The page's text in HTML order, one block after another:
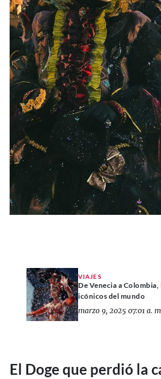
VIAJES
De Venecia a Colombia,
icónicos del mundo
marzo 9, 2025 07:01 a.
El Doge que perdió la